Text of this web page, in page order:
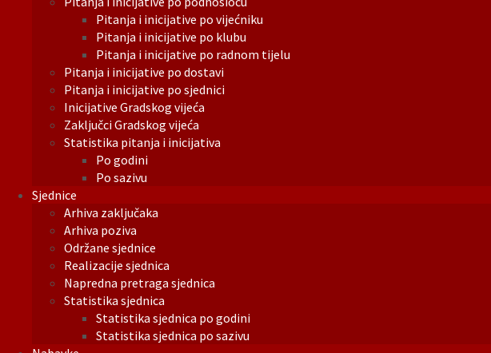
Pitanja i inicijative po vijećniku
Pitanja i inicijative po klubu
Pitanja i inicijative po radnom tijelu
Pitanja i inicijative po dostavi
Pitanja i inicijative po sjednici
Inicijative Gradskog vijeća
Zaključci Gradskog vijeća
Statistika pitanja i inicijativa
Po godini
Po sazivu
Sjednice
Arhiva zaključaka
Arhiva poziva
Održane sjednice
Realizacije sjednica
Napredna pretraga sjednica
Statistika sjednica
Statistika sjednica po godini
Statistika sjednica po sazivu